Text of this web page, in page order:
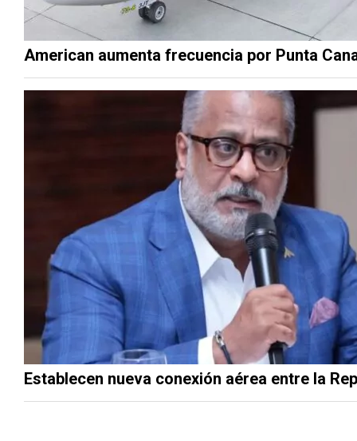
American aumenta frecuencia por Punta
Establecen nueva conexión aérea entre la